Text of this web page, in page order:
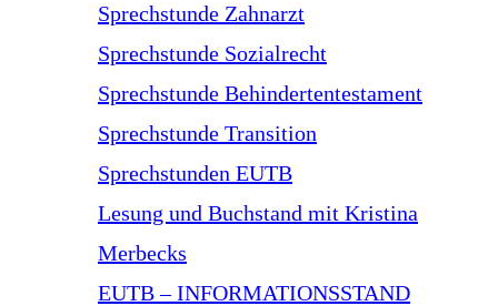
Sprechstunde Zahnarzt
Sprechstunde Sozialrecht
Sprechstunde Behindertentestament
Sprechstunde Transition
Sprechstunden EUTB
Lesung und Buchstand mit Kristina
Merbecks
EUTB – INFORMATIONSSTAND